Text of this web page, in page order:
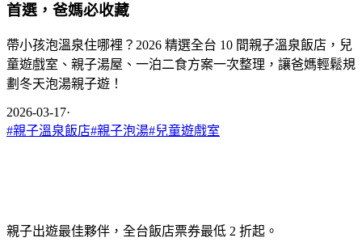
首選，爸媽必收藏
帶小孩泡溫泉住哪裡？2026 精選全台 10 間親子溫泉飯店，兒
童遊戲室、親子湯屋、一泊二食方案一次整理，讓爸媽輕鬆規
劃冬天泡湯親子遊！
2026-03-17·
#親子溫泉飯店#親子泡湯#兒童遊戲室
親子出遊最佳夥伴，全台飯店票券最低 2 折起。